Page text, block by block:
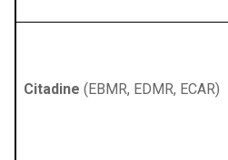
Citadine (EBMR, EDMR, ECAR)